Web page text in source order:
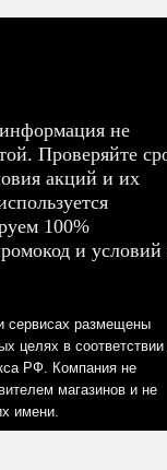
не
Проверяйте
акций и их
100%
и условий
сервисах размещены
целях в соответствии
РФ. Компания не
магазинов и не
имени.